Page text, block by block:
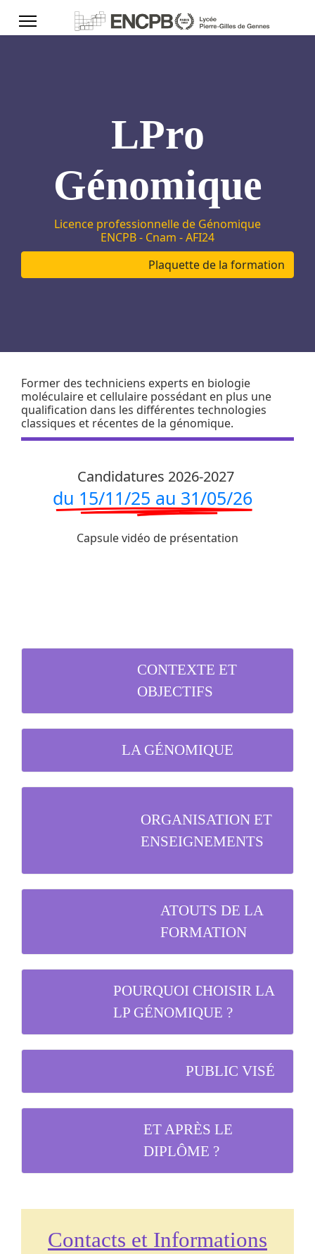
LPro
Génomique
Licence professionnelle de Génomique
ENCPB - Cnam - AFI24
Plaquette de la formation
Former des techniciens experts en biologie
moléculaire et cellulaire possédant en plus une
qualification dans les différentes technologies
classiques et récentes de la génomique.
Candidatures 2026-2027
du 15/11/25 au 31/05/26
Capsule vidéo de présentation
CONTEXTE ET
OBJECTIFS
LA GÉNOMIQUE
ORGANISATION ET
ENSEIGNEMENTS
ATOUTS DE LA
FORMATION
POURQUOI CHOISIR LA
LP GÉNOMIQUE ?
PUBLIC VISÉ
ET APRÈS LE
DIPLÔME ?
Contacts et Informations